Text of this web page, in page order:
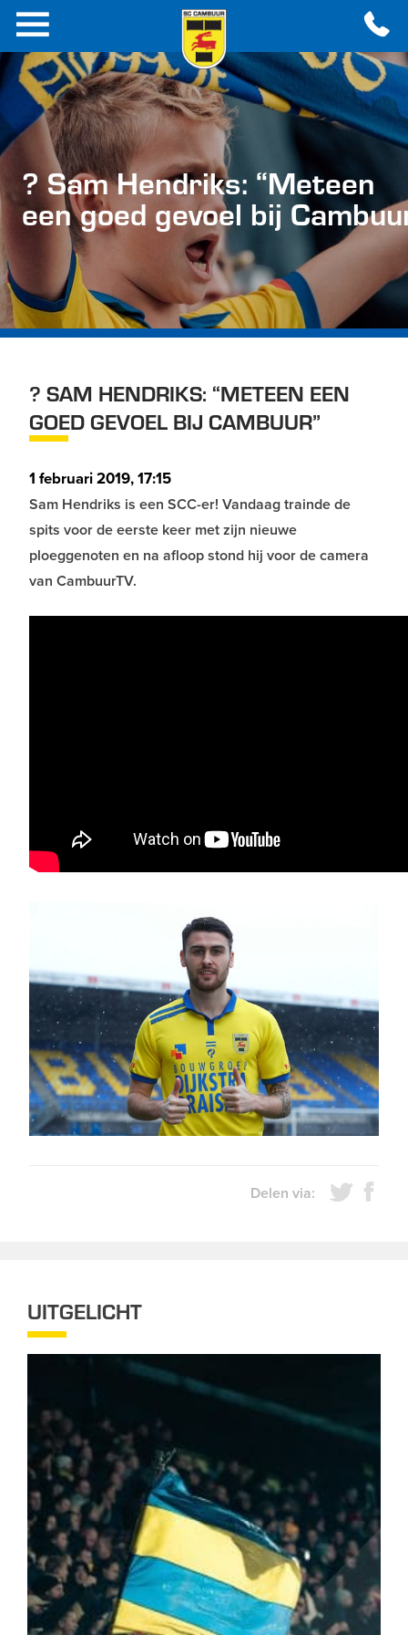
? Sam Hendriks: “Meteen
een goed gevoel bij
? SAM HENDRIKS: “METEEN EEN
GOED GEVOEL BIJ CAMBUUR”
1 februari 2019, 17:15
Sam Hendriks is een SCC-er! Vandaag trainde de
spits voor de eerste keer met zijn nieuwe
ploeggenoten en na afloop stond hij voor de camera
van CambuurTV.
Delen via:
UITGELICHT